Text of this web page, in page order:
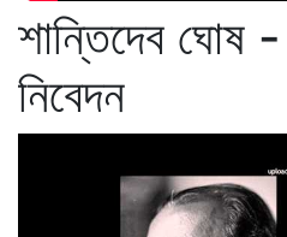
শান্তিদেব ঘোষ
নিবেদন